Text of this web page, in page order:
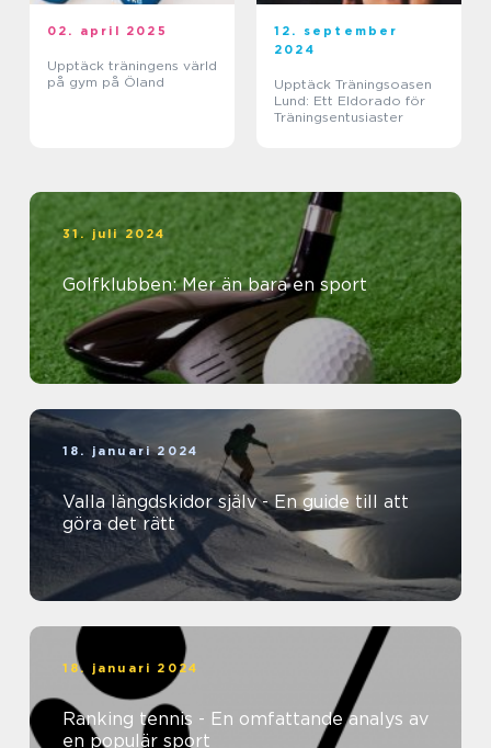
02. april 2025
Upptäck träningens värld
på gym på Öland
12. september
2024
Upptäck Träningsoasen
Lund: Ett Eldorado för
Träningsentusiaster
31. juli 2024
Golfklubben: Mer än bara en sport
18. januari 2024
Valla längdskidor själv - En guide till att
göra det rätt
18. januari 2024
Ranking tennis - En omfattande analys av
en populär sport